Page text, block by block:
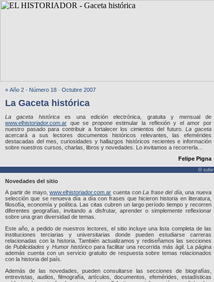
» Año 2 - Número 18 · Octubre 2007
La Gaceta histórica
La gaceta históricaes una edición electrónica, gratuita y mensual de
www.elhistoriador.com.ar que se propone estimular la reflexión y el amor por
nuestro pasado para contribuir a fortalecer los cimientos del futuro.La gaceta
acercará a sus lectores documentos históricos relevantes, las efemérides
destacadas del mes, curiosidades y hallazgos históricos recientes e información
sobre nuestros cursos, charlas, libros y novedades. Lo invitamos a recorrerla…
Felipe Pigna
Θ subir
Novedades del sitio
A partir de mayo,www.elhistoriador.com.ar cuenta conLa frase del día, una nueva
selección que se renueva día a día con frases que hicieron historia en literatura,
filosofía, economía y política. Las citas cubren un largo período tiempo y recorren
diferentes geografías, invitando a disfrutar, aprender o simplemente reflexionar
sobre una gran diversidad de temas.
Este año, a pedido de nuestros lectores, el sitio incluye una lista completa de las
instituciones terciarias y universitarias donde pueden estudiarse carreras
relacionadas con la historia. También actualizamos y rediseñamos las secciones
dePublicidades y Humor históricopara facilitar una recorrida más ágil. La página
además cuenta con un servicio gratuito de respuesta sobre temas relacionados
con la historia del país.
Además de las novedades, pueden consultarse las secciones de biografías,
entrevistas, audios, filmografía, artículos, documentos, efemérides, estadísticas